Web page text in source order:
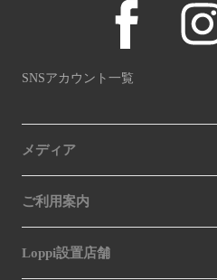
SNSアカウント一覧
メディア
ご利用案内
Loppi設置店舗